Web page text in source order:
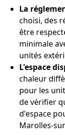
La
choisi, des
être
minimale
unités
L'espace
chaleur
pour les
de vérifier
d'espace
Marolles-